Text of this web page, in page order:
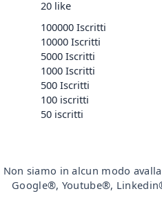
20 like
100000 Iscritti
10000 Iscritti
5000 Iscritti
1000 Iscritti
500 Iscritti
100 iscritti
50 iscritti
Non siamo in alcun modo
Google®, Youtube®,